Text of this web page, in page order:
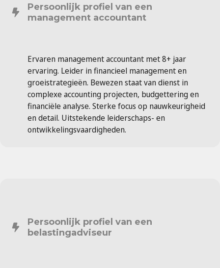
Persoonlijk profiel van een
management accountant
Ervaren management accountant met 8+ jaar
ervaring. Leider in financieel management en
groeistrategieën. Bewezen staat van dienst in
complexe accounting projecten, budgettering en
financiële analyse. Sterke focus op nauwkeurigheid
en detail. Uitstekende leiderschaps- en
ontwikkelingsvaardigheden.
Persoonlijk profiel van een
belastingadviseur